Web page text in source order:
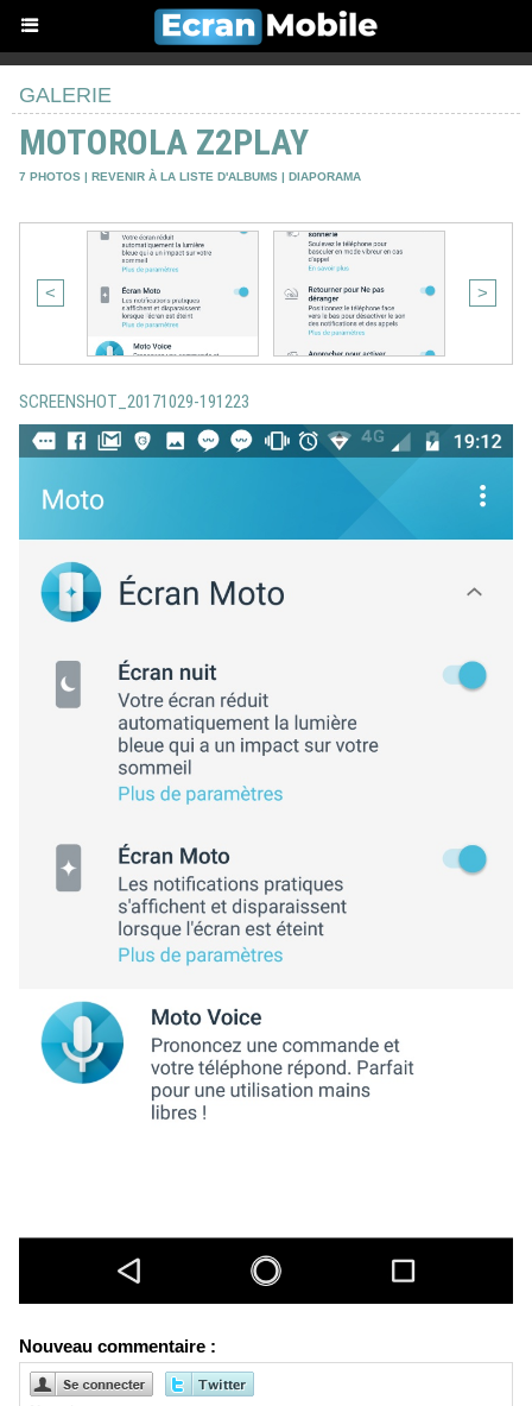
GALERIE
MOTOROLA Z2PLAY
7 PHOTOS | REVENIR À LA LISTE D'ALBUMS | DIAPORAMA
< >
SCREENSHOT_20171029-191223
Nouveau commentaire :